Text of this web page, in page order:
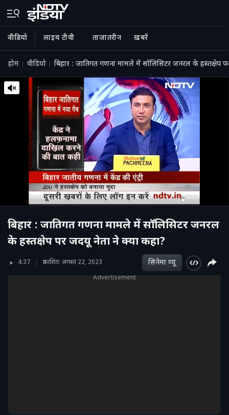
वीडियो लाइव टीवी ताज़ातरीन ख़बरें
होम वीडियो बिहार : जातिगत गणना मामले में सॉलिसिटर जनरल के हस्तक्षेप
बिहार : जातिगत गणना मामले में सॉलिसिटर जनरल
के हस्तक्षेप पर जदयू नेता ने क्या कहा?
4:37 प्रकाशित: अगस्त 22, 2023 सिनेमा व्‍यू
Advertisement